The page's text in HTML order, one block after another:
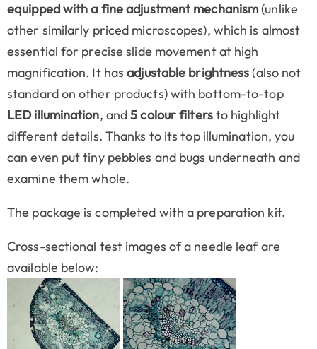
equipped with a fine adjustment mechanism(unlike
other similarly priced microscopes), which is almost
essential for precise slide movement at high
magnification. It hasadjustable brightness(also not
standard on other products) with bottom-to-top
LED illumination, and5 colour filtersto highlight
different details. Thanks to its top illumination, you
can even put tiny pebbles and bugs underneath and
examine them whole.
The package is completed with a preparation kit.
Cross-sectional test images of a needle leaf are
available below: